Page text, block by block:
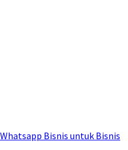
Bisnis untuk Bisnis